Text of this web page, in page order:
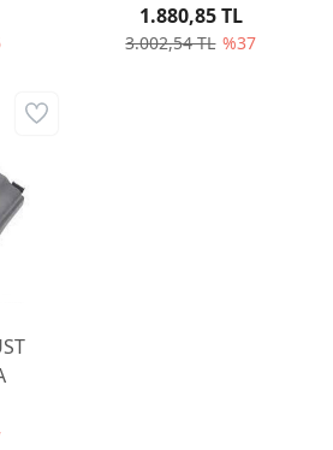
3.002,54 TL %37
1.880,85 TL